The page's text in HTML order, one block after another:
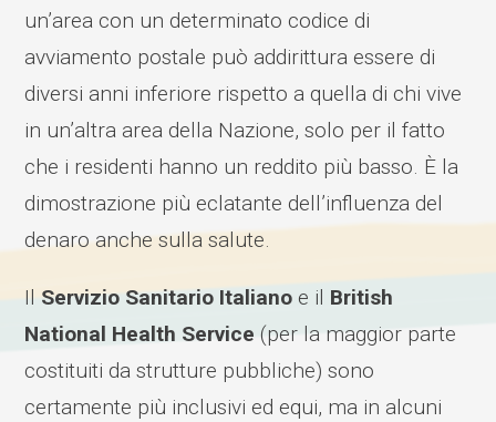
un’area con un determinato codice di
avviamento postale può addirittura essere di
diversi anni inferiore rispetto a quella di chi vive
in un’altra area della Nazione, solo per il fatto
che i residenti hanno un reddito più basso. È la
dimostrazione più eclatante dell’influenza del
denaro anche sulla salute.
Il Servizio Sanitario Italiano e il British
National Health Service (per la maggior parte
costituiti da strutture pubbliche) sono
certamente più inclusivi ed equi, ma in alcuni